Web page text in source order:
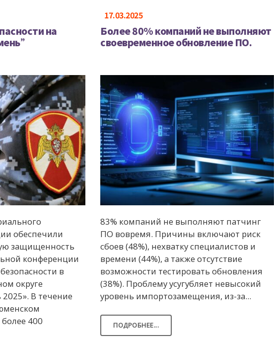
на
обеспечили
защищенность
конференции
в
округе
В течение
400
17.03.2025
Более 80% компаний не выполняют
своевременное обновление ПО.
83% компаний не выполняют патчинг
ПО вовремя. Причины включают риск
сбоев (48%), нехватку специалистов и
времени (44%), а также отсутствие
возможности тестировать обновления
(38%). Проблему усугубляет невысокий
уровень импортозамещения, из-за...
ПОДРОБНЕЕ...